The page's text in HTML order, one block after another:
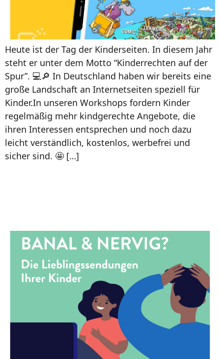
Heute ist der Tag der Kinderseiten. In diesem Jahr
steht er unter dem Motto “Kinderrechten auf der
Spur”. 💻🔎 In Deutschland haben wir bereits eine
große Landschaft an Internetseiten speziell für
Kinder.In unseren Workshops fordern Kinder
regelmäßig mehr kindgerechte Angebote, die
ihren Interessen entsprechen und noch dazu
leicht verständlich, kostenlos, werbefrei und
sicher sind. 🤩 […]